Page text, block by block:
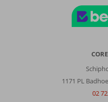
1171 PL
02